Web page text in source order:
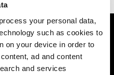
process your personal data,
such as cookies to
on your device in order to
ad and content
and services